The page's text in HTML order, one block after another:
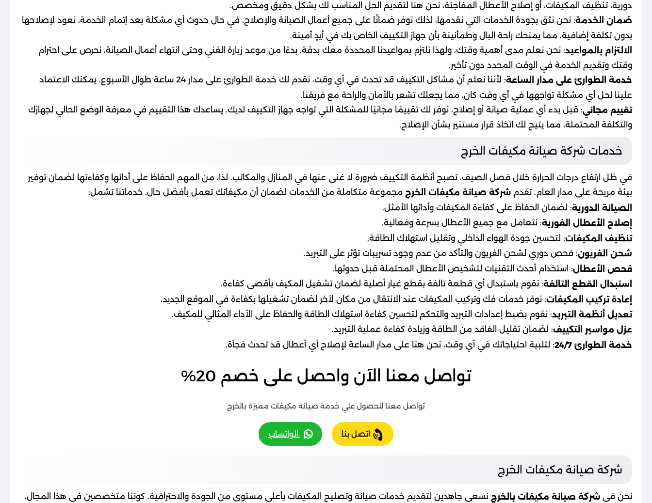
دورية، تنظيف المكيفات، أو إصلاح الأعطال المفاجئة، نحن هنا لتقديم الحل المناسب لك بشكل دقيق ومخصص.
ضمان الخدمة: نحن نثق بجودة الخدمات التي نقدمها، لذلك نوفر ضمانًا على جميع أعمال الصيانة والإصلاح. في حال حدوث أي مشكلة بعد إتمام الخدمة، نعود لإصلاحها
بدون تكلفة إضافية، مما يمنحك راحة البال وطمأنينة بأن جهاز التكييف الخاص بك في أيدٍ أمينة.
الالتزام بالمواعيد: نحن نعلم مدى أهمية وقتك، ولهذا نلتزم بمواعيدنا المحددة معك بدقة. بدءًا من موعد زيارة الفني وحتى انتهاء أعمال الصيانة، نحرص على احترام
وقتك وتقديم الخدمة في الوقت المحدد دون تأخير.
خدمة الطوارئ على مدار الساعة
: لأننا نعلم أن مشاكل التكييف قد تحدث في أي وقت، نقدم لك خدمة الطوارئ على مدار 24 ساعة طوال الأسبوع. يمكنك الاعتماد
علينا لحل أي مشكلة تواجهها في أي وقت كان، مما يجعلك تشعر بالأمان والراحة مع فريقنا.
تقييم مجاني: قبل بدء أي عملية صيانة أو إصلاح، نوفر لك تقييمًا مجانيًا للمشكلة التي تواجه جهاز التكييف لديك. يساعدك هذا التقييم في معرفة الوضع الحالي لجهازك
والتكلفة المحتملة، مما يتيح لك اتخاذ قرار مستنير بشأن الإصلاح.
خدمات شركة صيانة مكيفات الخرج
في ظل ارتفاع درجات الحرارة خلال فصل الصيف، تصبح أنظمة التكييف ضرورة لا غنى عنها في المنازل والمكاتب. لذا، من المهم الحفاظ على أدائها وكفاءتها لضمان توفير
بيئة مريحة على مدار العام. تقدم شركة صيانة مكيفات الخرج مجموعة متكاملة من الخدمات لضمان أن مكيفاتك تعمل بأفضل حال. خدماتنا تشمل:
الصيانة الدورية: لضمان الحفاظ على كفاءة المكيفات وأدائها الأمثل.
إصلاح الأعطال الفورية: نتعامل مع جميع الأعطال بسرعة وفعالية.
تنظيف المكيفات: لتحسين جودة الهواء الداخلي وتقليل استهلاك الطاقة.
شحن الفريون: فحص دوري لشحن الفريون والتأكد من عدم وجود تسريبات تؤثر على التبريد.
فحص الأعطال: استخدام أحدث التقنيات لتشخيص الأعطال المحتملة قبل حدوثها.
استبدال القطع التالفة: نقوم باستبدال أي قطعة تالفة بقطع غيار أصلية لضمان تشغيل المكيف بأقصى كفاءة.
إعادة تركيب المكيفات: نوفر خدمات فك وتركيب المكيفات عند الانتقال من مكان لآخر لضمان تشغيلها بكفاءة في الموقع الجديد.
تعديل أنظمة التبريد: نقوم بضبط إعدادات التبريد والتحكم لتحسين كفاءة استهلاك الطاقة والحفاظ على الأداء المثالي للمكيف.
عزل مواسير التكييف: لضمان تقليل الفاقد من الطاقة وزيادة كفاءة عملية التبريد.
خدمة الطوارئ 24/7
: لتلبية احتياجاتك في أي وقت، نحن هنا على مدار الساعة لإصلاح أي أعطال قد تحدث فجأة.
تواصل معنا الآن واحصل على خصم 20%
تواصل معنا للحصول علي خدمة صيانة مكيفات مميزة بالخرج
اتصل بنا الواتساب
شركة صيانة مكيفات الخرج
نحن في شركة صيانة مكيفات بالخرج نسعى جاهدين لتقديم خدمات صيانة وتصليح المكيفات بأعلى مستوى من الجودة والاحترافية. كوننا متخصصين في هذا المجال،